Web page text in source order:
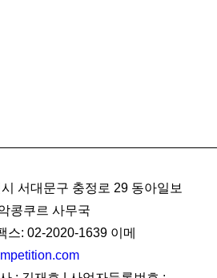
서대문구 충정로 29 동아일보
콩쿠르 사무국
스: 02-2020-1639 이메